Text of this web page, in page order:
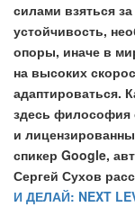
силами взяться
устойчивость,
опоры, иначе в
на высоких
адаптироваться.
здесь философия
и
спикер Google,
Сергей Сухов
И ДЕЛАЙ: NEXT